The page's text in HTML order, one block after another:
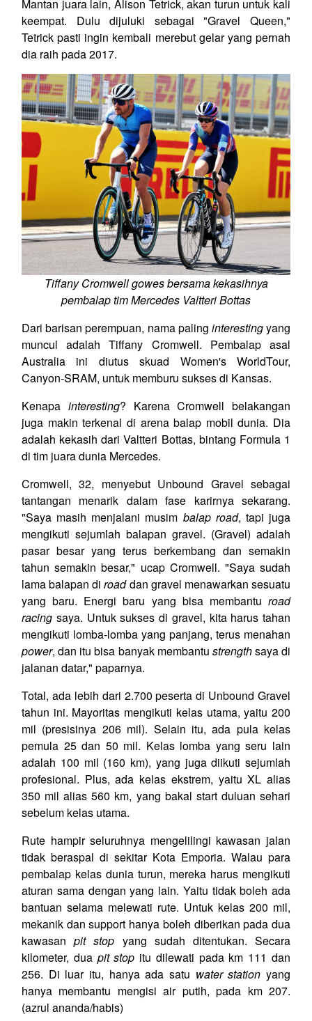
Mantan juara lain, Alison Tetrick, akan turun untuk kali
keempat. Dulu dijuluki sebagai "Gravel Queen,"
Tetrick pasti ingin kembali merebut gelar yang pernah
dia raih pada 2017.
Tiffany Cromwell gowes bersama kekasihnya
pembalap tim Mercedes Valtteri Bottas
Dari barisan perempuan, nama paling interestingyang
muncul adalah Tiffany Cromwell. Pembalap asal
Australia ini diutus skuad Women's WorldTour,
Canyon-SRAM, untuk memburu sukses di Kansas.
Kenapa interesting? Karena Cromwell belakangan
juga makin terkenal di arena balap mobil dunia. Dia
adalah kekasih dari Valtteri Bottas, bintang Formula 1
di tim juara dunia Mercedes.
Cromwell, 32, menyebut Unbound Gravel sebagai
tantangan menarik dalam fase karirnya sekarang.
"Saya masih menjalani musim balap road, tapi juga
mengikuti sejumlah balapan gravel. (Gravel) adalah
pasar besar yang terus berkembang dan semakin
tahun semakin besar," ucap Cromwell. "Saya sudah
lama balapan diroaddan gravel menawarkan sesuatu
yang baru. Energi baru yang bisa membantu road
racing saya. Untuk sukses di gravel, kita harus tahan
mengikuti lomba-lomba yang panjang, terus menahan
power, dan itu bisa banyak membantu strengthsaya di
jalanan datar," paparnya.
Total, ada lebih dari 2.700 peserta di Unbound Gravel
tahun ini. Mayoritas mengikuti kelas utama, yaitu 200
mil (presisinya 206 mil). Selain itu, ada pula kelas
pemula 25 dan 50 mil. Kelas lomba yang seru lain
adalah 100 mil (160 km), yang juga diikuti sejumlah
profesional. Plus, ada kelas ekstrem, yaitu XL alias
350 mil alias 560 km, yang bakal start duluan sehari
sebelum kelas utama.
Rute hampir seluruhnya mengelilingi kawasan jalan
tidak beraspal di sekitar Kota Emporia. Walau para
pembalap kelas dunia turun, mereka harus mengikuti
aturan sama dengan yang lain. Yaitu tidak boleh ada
bantuan selama melewati rute. Untuk kelas 200 mil,
mekanik dan support hanya boleh diberikan pada dua
kawasanpit stop yang sudah ditentukan. Secara
kilometer, dua pit stop itu dilewati pada km 111 dan
256. Di luar itu, hanya ada satu water station yang
hanya membantu mengisi air putih, pada km 207.
(azrul ananda/habis)